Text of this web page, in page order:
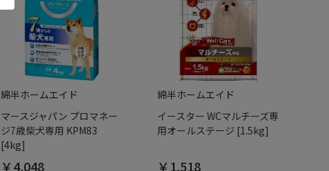
綿半ホームエイド
マースジャパン プロマネー
ジ7歳柴犬専用 KPM83
[4kg]
￥4,048
綿半ホームエイド
イースター WCマルチーズ専
用オールステージ [1.5kg]
￥1,518